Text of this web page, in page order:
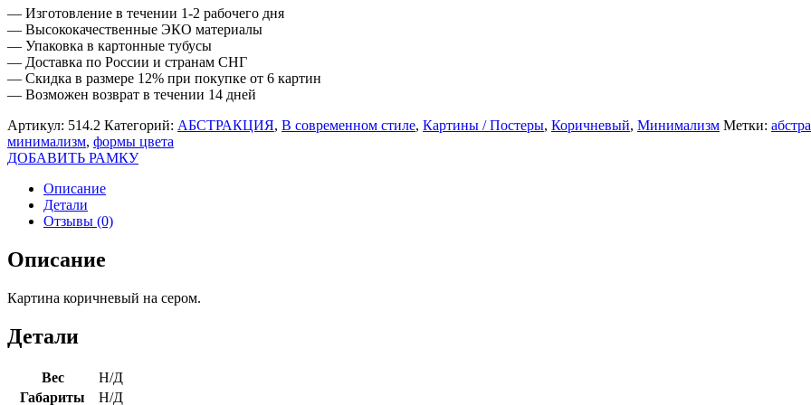
— Изготовление в течении 1-2 рабочего дня
— Высококачественные ЭКО материалы
— Упаковка в картонные тубусы
— Доставка по России и странам СНГ
— Скидка в размере 12% при покупке от 6 картин
— Возможен возврат в течении 14 дней
Артикул: 514.2 Категорий: АБСТРАКЦИЯ, В современном стиле, Картины / Постеры, Коричневый, Минимализм Метки:
минимализм, формы цвета
ДОБАВИТЬ РАМКУ
Описание
Детали
Отзывы (0)
Описание
Картина коричневый на сером.
Детали
Вес
Н/Д
Габариты
Н/Д